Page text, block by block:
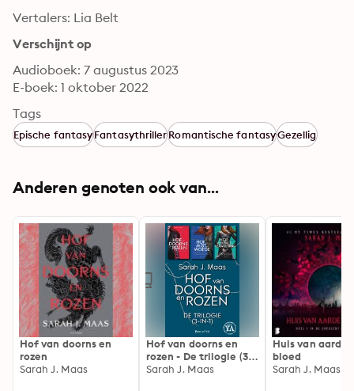
Vertalers: Lia Belt
Verschijnt op
Audioboek: 7 augustus 2023
E-boek: 1 oktober 2022
Tags
Epische fantasyFantasythrillerRomantische fantasyGezellig
Anderen genoten ook van...
Hof van doorns en
rozen
Sarah J. Maas
Hof van doorns en
rozen - De trilogie (3-
in-1)
Sarah J. Maas
Huis van aarde
bloed
Sarah J. Maas